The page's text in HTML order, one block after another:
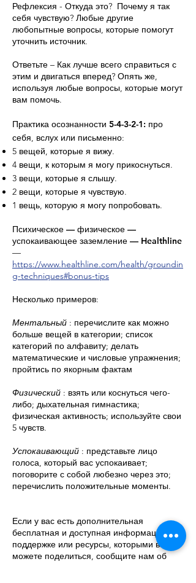
Рефлексия - Откуда это? Почему я так
себя чувствую? Любые другие
любопытные вопросы, которые помогут
уточнить источник.
Ответьте – Как лучше всего справиться с
этим и двигаться вперед? Опять же,
используя любые вопросы, которые могут
вам помочь.
Практика осознанности 5-4-3-2-1: про
себя, вслух или письменно:
5 вещей, которые я вижу.
4 вещи, к которым я могу прикоснуться.
3 вещи, которые я слышу.
2 вещи, которые я чувствую.
1 вещь, которую я могу попробовать.
Психическое — физическое —
успокаивающее заземление — Healthline
—
https://www.healthline.com/health/groundin
g-techniques#bonus-tips
Несколько примеров:
Ментальный : перечислите как можно
больше вещей в категории; список
категорий по алфавиту; делать
математические и числовые упражнения;
пройтись по якорным фактам
Физический : взять или коснуться чего-
либо; дыхательная гимнастика;
физическая активность; используйте свои
5 чувств.
Успокаивающий : представьте лицо
голоса, который вас успокаивает;
поговорите с собой любезно через это;
перечислить положительные моменты.
Если у вас есть дополнительная
бесплатная и доступная информация о
поддержке или ресурсы, которыми вы
можете поделиться, сообщите нам об